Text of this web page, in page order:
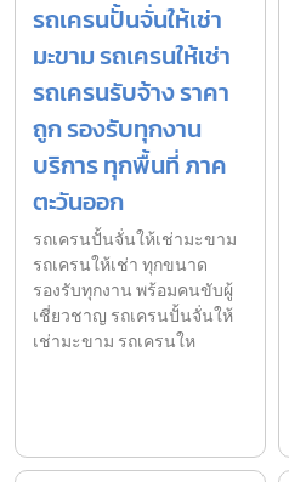
รถเครนปั้นจั่นให้เช่า
มะขาม รถเครนให้เช่า
รถเครนรับจ้าง ราคา
ถูก รองรับทุกงาน
บริการ ทุกพื้นที่ ภาค
ตะวันออก
รถเครนปั้นจั่นให้เช่ามะขาม
รถเครนให้เช่า ทุกขนาด
รองรับทุกงาน พร้อมคนขับผู้
เชี่ยวชาญ รถเครนปั้นจั่นให้
เช่ามะขาม รถเครนให